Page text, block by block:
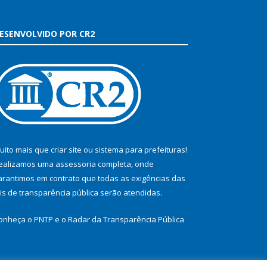
POR CR2
mais que criar site ou sistema para prefeituras!
uma assessoria completa, onde
em contrato que todas as exigências das
de transparência pública serão atendidas.
o PNTP e o Radar da Transparência Pública